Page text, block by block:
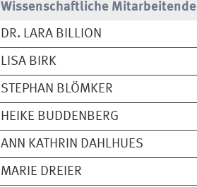
Wissenschaftliche Mitarbeitende
DR. LARA BILLION
LISA BIRK
STEPHAN BLÖMKER
HEIKE BUDDENBERG
ANN KATHRIN DAHLHUES
MARIE DREIER